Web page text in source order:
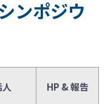
ンポジウ
人 HP & 報告